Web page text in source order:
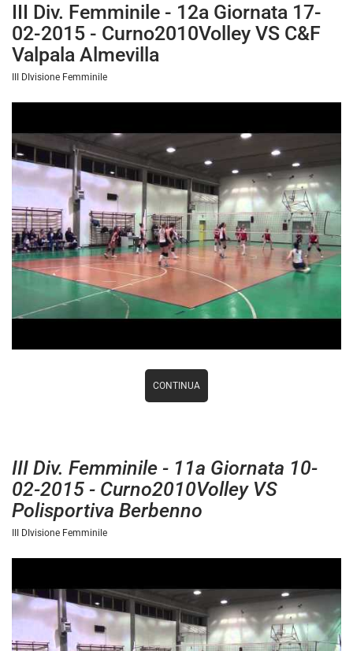
III Div. Femminile - 12a Giornata 17-
02-2015 - Curno2010Volley VS C&F
Valpala Almevilla
III DIvisione Femminile
CONTINUA
III Div. Femminile - 11a Giornata 10-
02-2015 - Curno2010Volley VS
Polisportiva Berbenno
III DIvisione Femminile